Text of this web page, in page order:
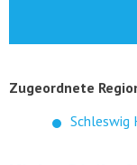
Zugeordnete
Schleswig